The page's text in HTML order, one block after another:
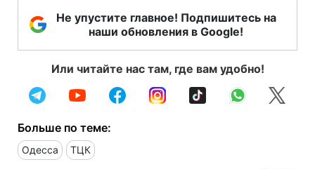
Не упустите главное! Подпишитесь на
наши обновления в Google!
Или читайте нас там, где вам удобно!
Больше по теме:
Одесса ТЦК